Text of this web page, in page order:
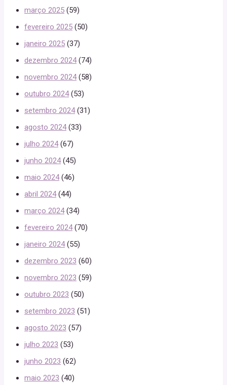
março 2025 (59)
fevereiro 2025 (50)
janeiro 2025 (37)
dezembro 2024(74)
novembro 2024(58)
outubro 2024(53)
setembro 2024(31)
agosto 2024(33)
julho 2024(67)
junho 2024(45)
maio 2024(46)
abril 2024(44)
março 2024(34)
fevereiro 2024(70)
janeiro 2024(55)
dezembro 2023 (60)
novembro 2023 (59)
outubro 2023 (50)
setembro 2023 (51)
agosto 2023 (57)
julho 2023 (53)
junho 2023 (62)
maio 2023 (40)